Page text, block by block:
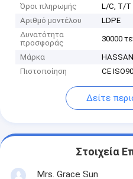
Όροι πληρωμής
L/C, T/T
Αριθμό μοντέλου
LDPE
Δυνατότητα
προσφοράς
30000
Μάρκα
HASSAN
Πιστοποίηση
CE
Δείτε
Στοιχεία
Mrs. Grace Sun